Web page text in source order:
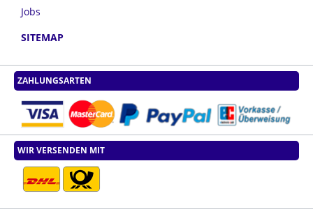
Jobs
SITEMAP
ZAHLUNGSARTEN
WIR VERSENDEN MIT